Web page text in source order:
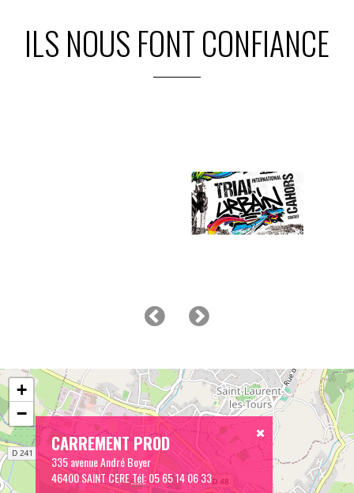
ILS NOUS FONT CONFIANCE
CARREMENT PROD
335 avenue André Boyer
46400 SAINT CERETél:05 65 14 06 33
+
−